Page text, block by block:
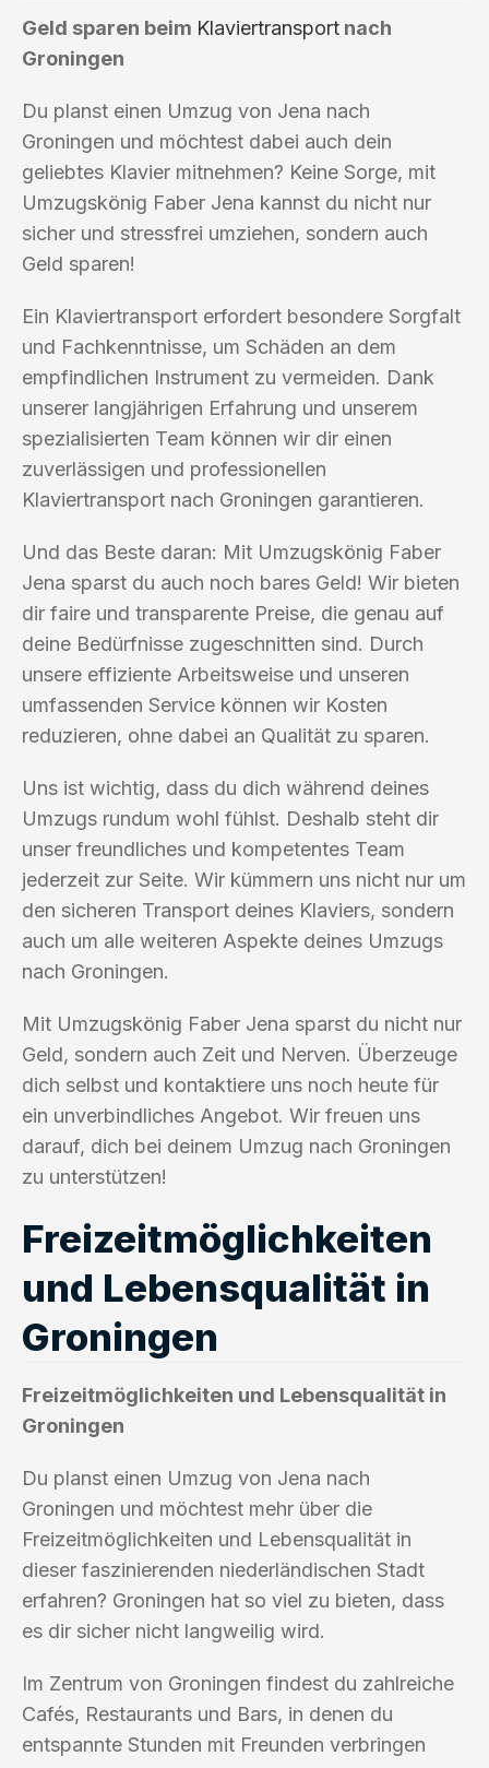
Geld sparen beim Klaviertransport nach
Groningen
Du planst einen Umzug von Jena nach
Groningen und möchtest dabei auch dein
geliebtes Klavier mitnehmen? Keine Sorge, mit
Umzugskönig Faber Jena kannst du nicht nur
sicher und stressfrei umziehen, sondern auch
Geld sparen!
Ein Klaviertransport erfordert besondere Sorgfalt
und Fachkenntnisse, um Schäden an dem
empfindlichen Instrument zu vermeiden. Dank
unserer langjährigen Erfahrung und unserem
spezialisierten Team können wir dir einen
zuverlässigen und professionellen
Klaviertransport nach Groningen garantieren.
Und das Beste daran: Mit Umzugskönig Faber
Jena sparst du auch noch bares Geld! Wir bieten
dir faire und transparente Preise, die genau auf
deine Bedürfnisse zugeschnitten sind. Durch
unsere effiziente Arbeitsweise und unseren
umfassenden Service können wir Kosten
reduzieren, ohne dabei an Qualität zu sparen.
Uns ist wichtig, dass du dich während deines
Umzugs rundum wohl fühlst. Deshalb steht dir
unser freundliches und kompetentes Team
jederzeit zur Seite. Wir kümmern uns nicht nur um
den sicheren Transport deines Klaviers, sondern
auch um alle weiteren Aspekte deines Umzugs
nach Groningen.
Mit Umzugskönig Faber Jena sparst du nicht nur
Geld, sondern auch Zeit und Nerven. Überzeuge
dich selbst und kontaktiere uns noch heute für
ein unverbindliches Angebot. Wir freuen uns
darauf, dich bei deinem Umzug nach Groningen
zu unterstützen!
Freizeitmöglichkeiten
und Lebensqualität in
Groningen
Freizeitmöglichkeiten und Lebensqualität in
Groningen
Du planst einen Umzug von Jena nach
Groningen und möchtest mehr über die
Freizeitmöglichkeiten und Lebensqualität in
dieser faszinierenden niederländischen Stadt
erfahren? Groningen hat so viel zu bieten, dass
es dir sicher nicht langweilig wird.
Im Zentrum von Groningen findest du zahlreiche
Cafés, Restaurants und Bars, in denen du
entspannte Stunden mit Freunden verbringen